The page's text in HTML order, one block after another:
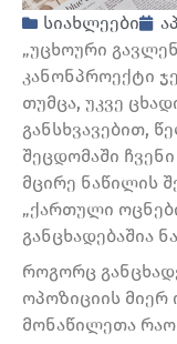
სიახლეები
„უცხოური
კანონპროექტი
თუმცა, უკვე
განსხვავებით,
შეცდომაში
მცირე ნაწილის
„ქართული
განცხადებაშია
როგორც
ოპოზიციის მიერ
მონაწილეთა